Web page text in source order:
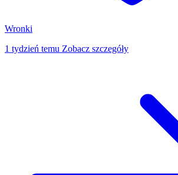
Wronki
1 tydzień temu Zobacz szczegóły